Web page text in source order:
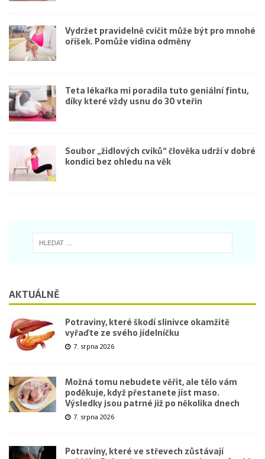
Vydržet pravidelně cvičit může být pro mnohé
oříšek. Pomůže vidina odměny
Teta lékařka mi poradila tuto geniální fintu,
díky které vždy usnu do 30 vteřin
Soubor „židlových cviků“ člověka udrží v dobré
kondici bez ohledu na věk
AKTUÁLNĚ
Potraviny, které škodí slinivce okamžitě
vyřaďte ze svého jídelníčku
7. srpna 2026
Možná tomu nebudete věřit, ale tělo vám
poděkuje, když přestanete jíst maso.
Výsledky jsou patrné již po několika dnech
7. srpna 2026
Potraviny, které ve střevech zůstávají